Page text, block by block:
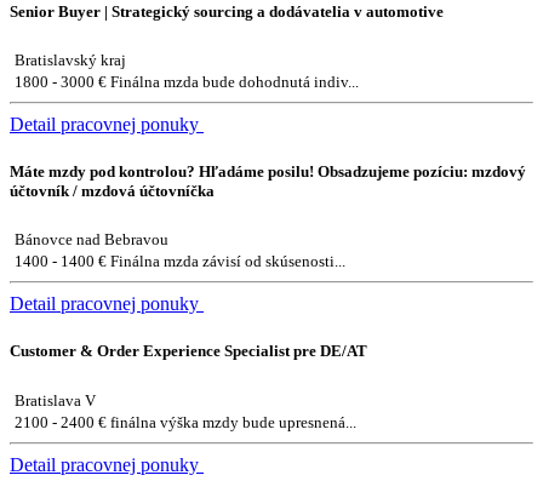
Senior Buyer | Strategický sourcing a dodávatelia v automotive
Bratislavský kraj
1800 - 3000 € Finálna mzda bude dohodnutá indiv...
Detail pracovnej ponuky
Máte mzdy pod kontrolou? Hľadáme posilu! Obsadzujeme pozíciu: mzdový
účtovník / mzdová účtovníčka
Bánovce nad Bebravou
1400 - 1400 € Finálna mzda závisí od skúsenosti...
Detail pracovnej ponuky
Customer & Order Experience Specialist pre DE/AT
Bratislava V
2100 - 2400 € finálna výška mzdy bude upresnená...
Detail pracovnej ponuky